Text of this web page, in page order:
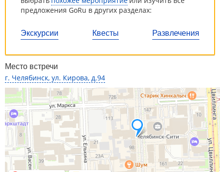
предложения GoRu в других разделах:
Экскурсии Квесты Развлечения
Место встречи
г. Челябинск, ул. Кирова, д.94